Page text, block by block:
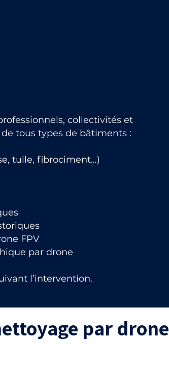
collectivités et
tous types de bâtiments :
tuile, fibrociment…)
FPV
par drone
l’intervention.
par drone